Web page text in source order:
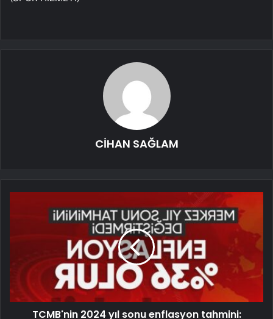
CİHAN SAĞLAM
TCMB'nin 2024 yıl sonu enflasyon tahmini: